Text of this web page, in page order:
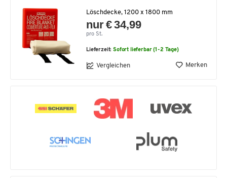
Löschdecke, 1200 x 1800 mm
nur € 34,99
pro St.
Lieferzeit:Sofort lieferbar (1-2 Tage)
Vergleichen Merken